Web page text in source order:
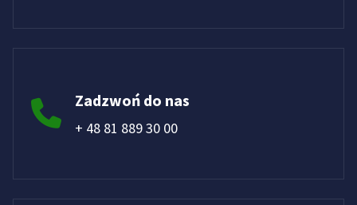
Zadzwoń do nas
+ 48 81 889 30 00